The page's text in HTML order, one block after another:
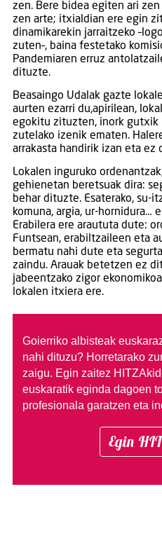
zen. Bere bidea egiten ari
zen arte; itxialdian ere egin
dinamikarekin jarraitzeko
zuten–, baina festetako
Pandemiaren erruz
dituzte.
Beasaingo Udalak gazte
aurten ezarri du,apirilean,
egokitu zituzten, inork gutxik
zutelako izenik ematen.
arrakasta handirik izan eta ez
Lokalen inguruko
gehienetan beretsuak dira:
behar dituzte. Esaterako, su-
komuna, argia, ur-hornidura…
Erabilera ere araututa dute:
Funtsean, erabiltzaileen eta
bermatu nahi dute eta
zaindu. Arauak betetzen ez
jabeentzako zigor
lokalen itxiera ere.
Goierriko albisteak
nahi dituzu? Horretarako
zaigu. Egin zaitez
euskaratik eginda dagoen
profesionala garatzen eta
Egin